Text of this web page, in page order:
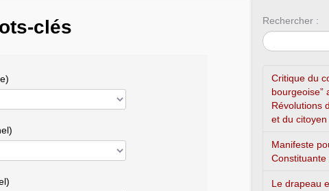
clés
Rechercher :
Critique du
bourgeoise”
Révolutions
et du
Manifeste
Constituante
Le drapeau